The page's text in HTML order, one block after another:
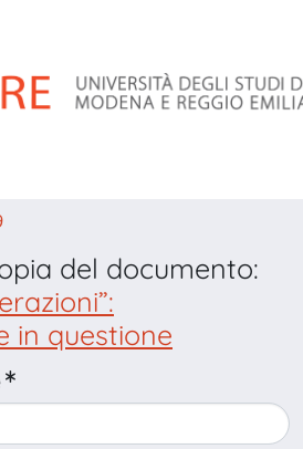
del documento:
in questione